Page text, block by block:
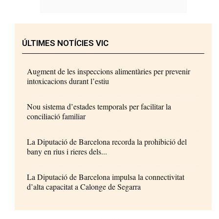
ÚLTIMES NOTÍCIES VIC
Augment de les inspeccions alimentàries per prevenir
intoxicacions durant l’estiu
Nou sistema d’estades temporals per facilitar la
conciliació familiar
La Diputació de Barcelona recorda la prohibició del
bany en rius i rieres dels...
La Diputació de Barcelona impulsa la connectivitat
d’alta capacitat a Calonge de Segarra